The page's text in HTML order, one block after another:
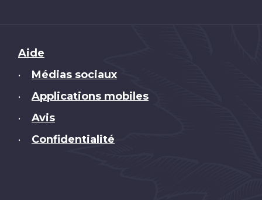
Brand
Aide
• Médias sociaux
• Applications mobiles
• Avis
• Confidentialité